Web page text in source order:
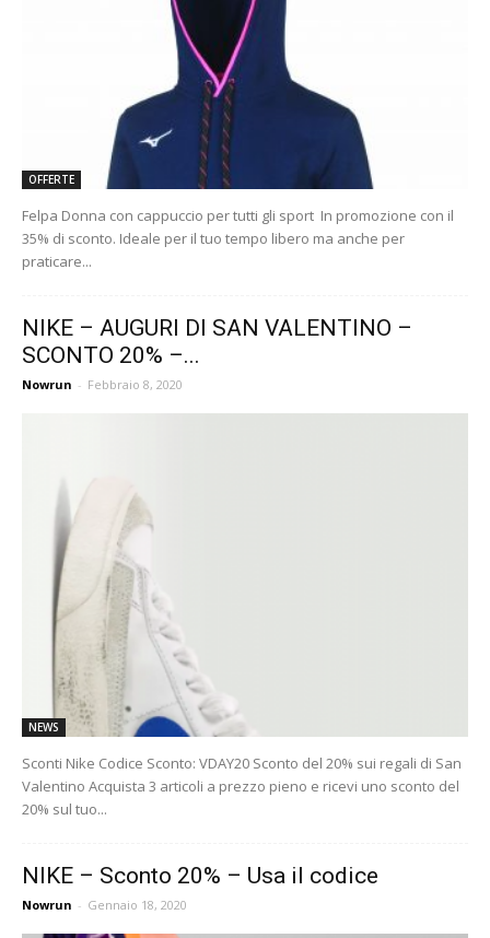
OFFERTE
Felpa Donna con cappuccio per tutti gli sport In promozione con il
35% di sconto. Ideale per il tuo tempo libero ma anche per
praticare...
NIKE – AUGURI DI SAN VALENTINO –
SCONTO 20% –...
Nowrun - Febbraio 8, 2020
NEWS
Sconti Nike Codice Sconto: VDAY20 Sconto del 20% sui regali di San
Valentino Acquista 3 articoli a prezzo pieno e ricevi uno sconto del
20% sul tuo...
NIKE – Sconto 20% – Usa il codice
Nowrun - Gennaio 18, 2020